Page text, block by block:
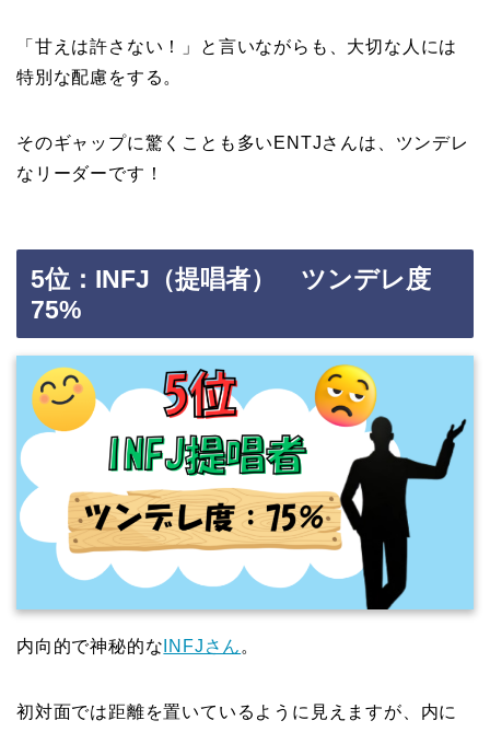
「甘えは許さない！」と言いながらも、大切な人には
特別な配慮をする。
そのギャップに驚くことも多いENTJさんは、ツンデレ
なリーダーです！
5位：INFJ（提唱者） ツンデレ度
75%
内向的で神秘的な INFJさん 。
初対面では距離を置いているように見えますが、内に